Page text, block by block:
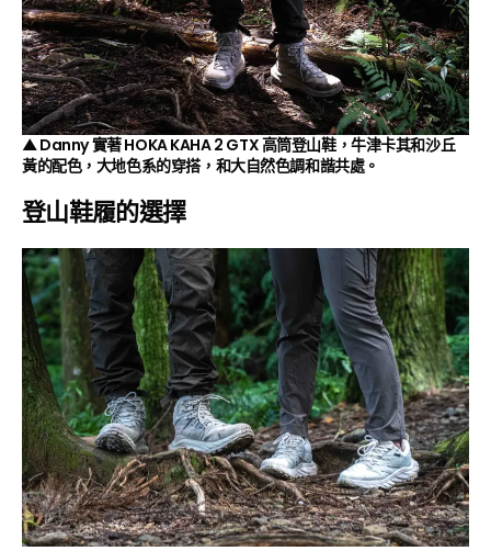
▲ Danny 實著 HOKA KAHA 2 GTX 高筒登山鞋，牛津卡其和沙丘
黃的配色，大地色系的穿搭，和大自然色調和諧共處。
登山鞋履的選擇